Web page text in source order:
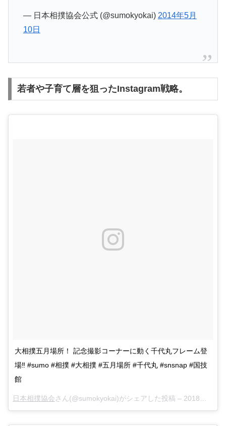
— 日本相撲協会公式 (@sumokyokai) 2014年5月
10日
若者や子育て層を狙ったInstagram戦略。
大相撲五月場所！ 記念撮影コーナーに動く千代丸フレーム登
場‼️ #sumo #相撲 #大相撲 #五月場所 #千代丸 #snsnap #国技
館
日本相撲協会さん(@sumokyokai)がシェアした投稿 – 2018年 5月月13日午前4時56分PDT